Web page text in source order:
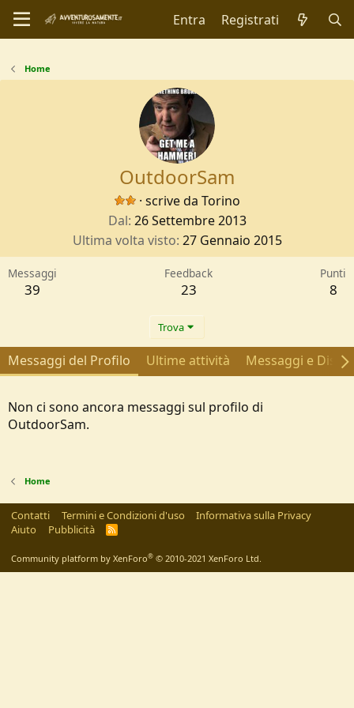
Entra Registrati
Home
OutdoorSam
· scrive da Torino
Dal 26 Settembre 2013
Ultima volta visto 27 Gennaio 2015
Messaggi
39
Feedback
23
Punti
8
Trova
Messaggi del Profilo Ultime attività Messaggi e
Non ci sono ancora messaggi sul profilo di
OutdoorSam.
Home
Contatti Termini e Condizioni d'uso
Informativa sulla Privacy
Aiuto
Pubblicità
R
Community platform by XenForo® © 2010-2021 XenForo Ltd.